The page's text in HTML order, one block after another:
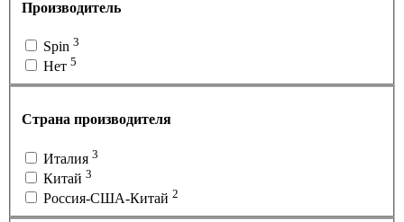
Производитель
Spin 3
Нет 5
Страна производителя
Италия 3
Китай 3
Россия-США-Китай 2